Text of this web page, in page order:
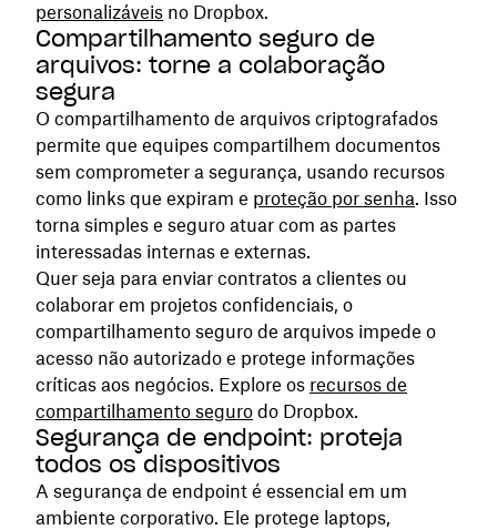
personalizáveis no Dropbox.
Compartilhamento seguro de
arquivos: torne a colaboração
segura
O compartilhamento de arquivos criptografados
permite que equipes compartilhem documentos
sem comprometer a segurança, usando recursos
como links que expiram e proteção por senha. Isso
torna simples e seguro atuar com as partes
interessadas internas e externas.
Quer seja para enviar contratos a clientes ou
colaborar em projetos confidenciais, o
compartilhamento seguro de arquivos impede o
acesso não autorizado e protege informações
críticas aos negócios. Explore os recursos de
compartilhamento seguro do Dropbox.
Segurança de endpoint: proteja
todos os dispositivos
A segurança de endpoint é essencial em um
ambiente corporativo. Ele protege laptops,